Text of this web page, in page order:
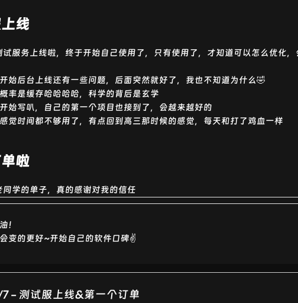
线
试服务上线啦，终于开始自己使用了，只有使用了，才知道可以怎么优化
始后台上线还有一些问题，后面突然就好了，我也不知道为什么🤣
率是缓存哈哈哈哈，科学的背后是玄学
始写叭，自己的第一个项目也接到了，会越来越好的
觉时间都不够用了，有点回到高三那时候的感觉，每天和打了鸡血一样
啦
同学的单子，真的感谢对我的信任
！
变的更好~开始自己的软件口碑✌️
- 测试服上线&第一个订单